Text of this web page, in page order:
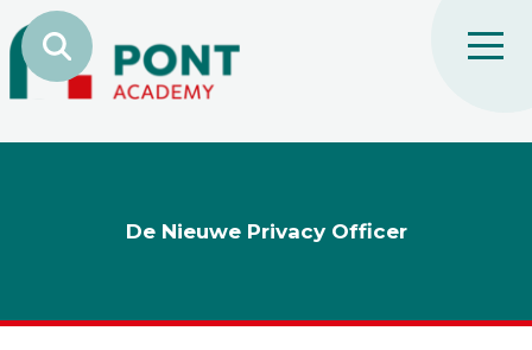
De Nieuwe Privacy Officer